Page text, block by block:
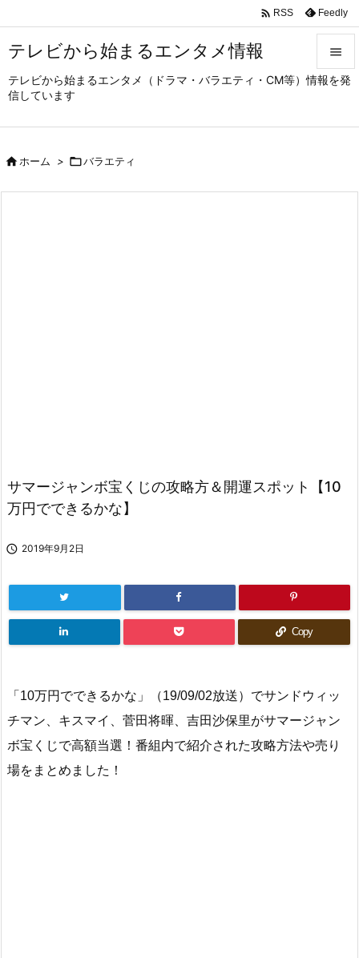
テレビから始まるエンタメ情報
テレビから始まるエンタメ（ドラマ・バラエティ・CM等）情報を発
信しています



 RSS Feedly
ホーム > バラエティ
サマージャンボ宝くじの攻略方＆開運スポット【10
万円でできるかな】
 2019年9月2日
Copy
「10万円でできるかな」（19/09/02放送）でサンドウィッ
チマン、キスマイ、菅田将暉、吉田沙保里がサマージャン
ボ宝くじで高額当選！番組内で紹介された攻略方法や売り
場をまとめました！